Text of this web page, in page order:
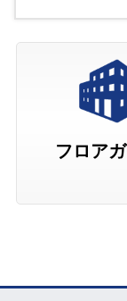
フロア